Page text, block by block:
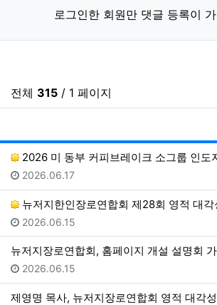
로그인한 회원만 댓글 등록이
전체 315 / 1 페이지
2026 미 동부 커피브레이크 소그룹 인도
등록일
2026.06.17
뉴저지한인장로연합회 제28회 영적 대각성
등록일
2026.06.15
뉴저지장로연합회, 홈페이지 개설 설명회
등록일
2026.06.15
제영명 목사, 뉴저지장로연합회 영적 대각